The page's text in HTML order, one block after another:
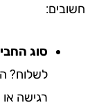
סוג החבילה:
לשלוח? האם
רגישה או